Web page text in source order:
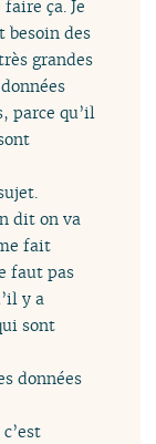
ça. Je
besoin des
grandes
parce qu’il
dit on va
fait
faut pas
y a
sont
données